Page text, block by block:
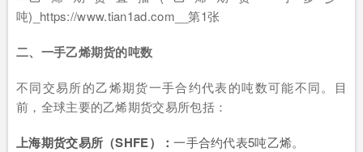
二、一手乙烯期货的吨数
不同交易所的乙烯期货一手合约代表的吨数可能不同。目
前，全球主要的乙烯期货交易所包括：
上海期货交易所（SHFE）：一手合约代表5吨乙烯。